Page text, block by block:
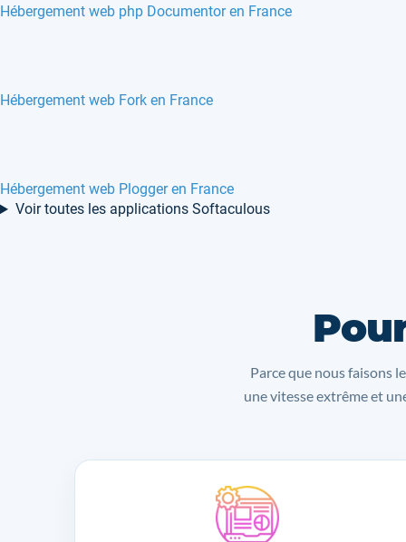
Hébergement web php Documentor en France
Hébergement web Fork en France
Hébergement web Plogger en France
Voir toutes les applications Softaculous
Parce que nous faisons
une vitesse extrême et